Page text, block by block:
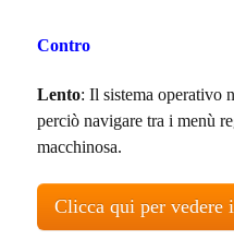
Contro
Lento: Il sistema operativo
perciò navigare tra i menù
macchinosa.
Clicca qui per vedere